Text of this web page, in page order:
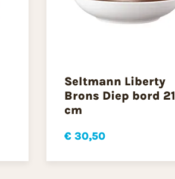
Seltmann Liberty
Brons Diep bord 21
cm
€ 30,50